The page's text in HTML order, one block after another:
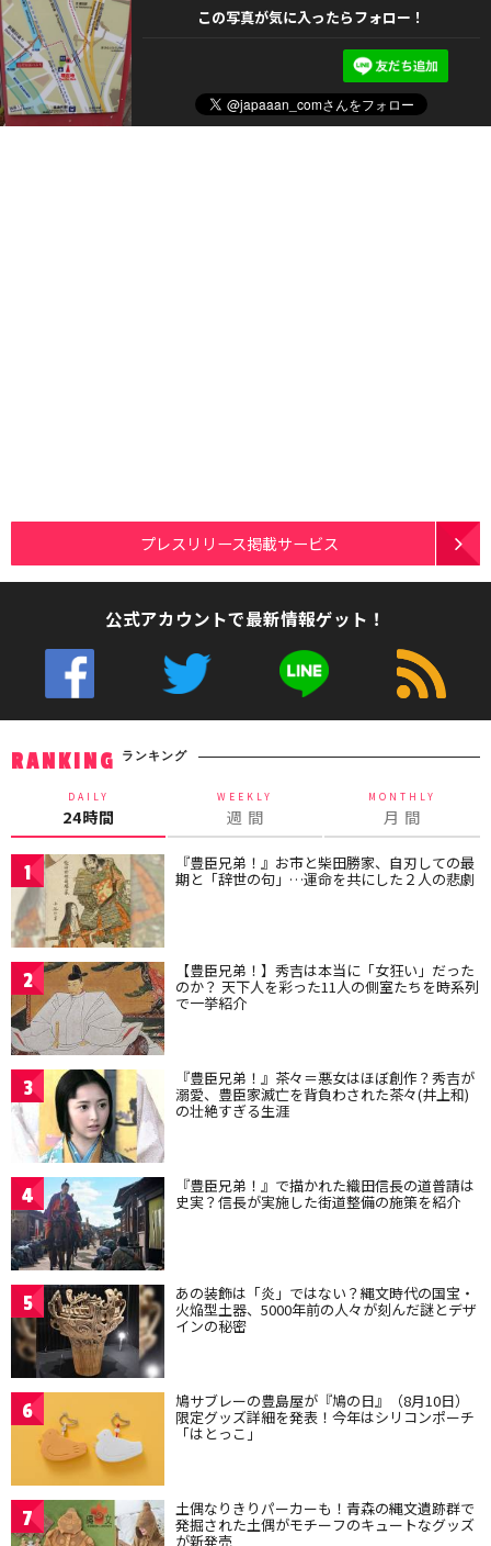
この写真が気に入ったらフォロー！
プレスリリース掲載サービス
公式アカウントで最新情報ゲット！
RANKING ランキング
DAILY
24時間
WEEKLY
週 間
MONTHLY
月 間
1 『豊臣兄弟！』お市と柴田勝家、自刃しての最
期と「辞世の句」…運命を共にした２人の悲劇
2 【豊臣兄弟！】秀吉は本当に「女狂い」だった
のか？ 天下人を彩った11人の側室たちを時系列
で一挙紹介
3 『豊臣兄弟！』茶々＝悪女はほぼ創作？秀吉が
溺愛、豊臣家滅亡を背負わされた茶々(井上和)
の壮絶すぎる生涯
4 『豊臣兄弟！』で描かれた織田信長の道普請は
史実？信長が実施した街道整備の施策を紹介
5 あの装飾は「炎」ではない？縄文時代の国宝・
火焔型土器、5000年前の人々が刻んだ謎とデザ
インの秘密
6 鳩サブレーの豊島屋が『鳩の日』（8月10日）
限定グッズ詳細を発表！今年はシリコンポーチ
「はとっこ」
7 土偶なりきりパーカーも！青森の縄文遺跡群で
発掘された土偶がモチーフのキュートなグッズ
が新発売